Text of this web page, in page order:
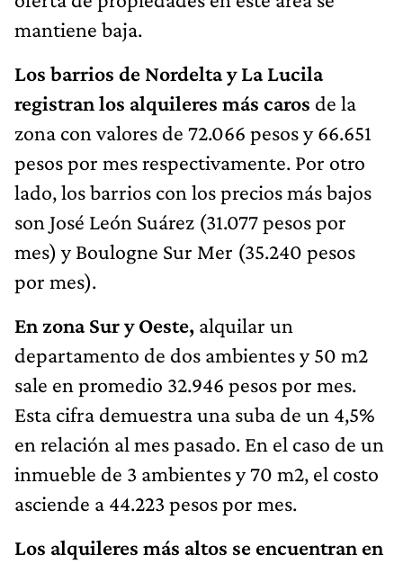
mantiene baja.
Los barrios de Nordelta y La Lucila
registran los alquileres más caros de la
zona con valores de 72.066 pesos y 66.651
pesos por mes respectivamente. Por otro
lado, los barrios con los precios más bajos
son José León Suárez (31.077 pesos por
mes) y Boulogne Sur Mer (35.240 pesos
por mes).
En zona Sur y Oeste, alquilar un
departamento de dos ambientes y 50 m2
sale en promedio 32.946 pesos por mes.
Esta cifra demuestra una suba de un 4,5%
en relación al mes pasado. En el caso de un
inmueble de 3 ambientes y 70 m2, el costo
asciende a 44.223 pesos por mes.
Los alquileres más altos se encuentran en